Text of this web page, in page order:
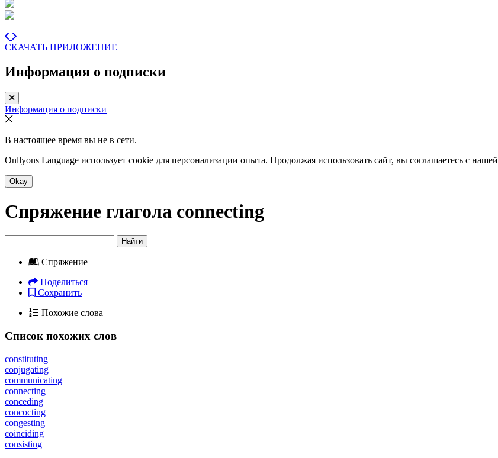
СКАЧАТЬ ПРИЛОЖЕНИЕ
Информация о подписки
Информация о подписки
В настоящее время вы не в сети.
Onllyons Language использует cookie для персонализации опыта. Продолжая использовать сайт, вы соглашаетесь с нашей
Okay
Спряжение глагола connecting
Найти
Спряжение
Поделиться
Сохранить
Похожие слова
Список похожих слов
constituting
conjugating
communicating
connecting
conceding
concocting
congesting
coinciding
consisting